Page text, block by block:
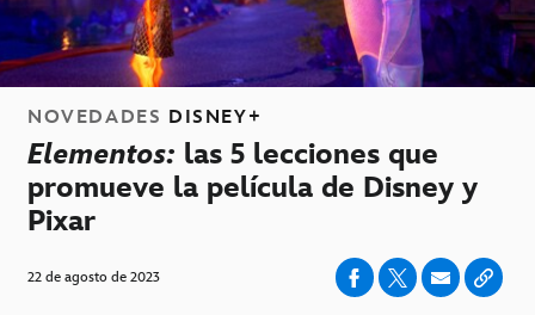
NOVEDADES DISNEY+
Elementos: las 5 lecciones que
promueve la película de Disney y
Pixar
22 de agosto de 2023